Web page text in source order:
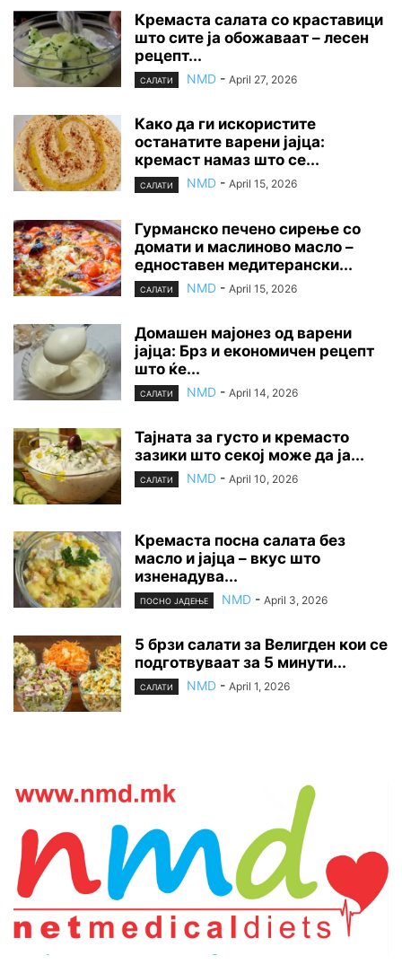
Кремаста салата со краставици
што сите ја обожаваат – лесен
рецепт...
САЛАТИ NMD - April 27, 2026
Како да ги искористите
останатите варени јајца:
кремаст намаз што се...
САЛАТИ NMD - April 15, 2026
Гурманско печено сирење со
домати и маслиново масло –
едноставен медитерански...
САЛАТИ NMD - April 15, 2026
Домашен мајонез од варени
јајца: Брз и економичен рецепт
што ќе...
САЛАТИ NMD - April 14, 2026
Тајната за густо и кремасто
зазики што секој може да ја...
САЛАТИ NMD - April 10, 2026
Кремаста посна салата без
масло и јајца – вкус што
изненадува...
ПОСНО ЈАДЕЊЕ NMD - April 3, 2026
5 брзи салати за Велигден кои се
подготвуваат за 5 минути...
САЛАТИ NMD - April 1, 2026